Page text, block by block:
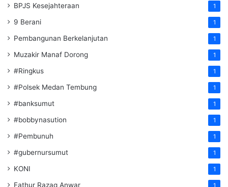
BPJS Kesejahteraan 1
9 Berani 1
Pembangunan Berkelanjutan 1
Muzakir Manaf Dorong 1
#Ringkus 1
#Polsek Medan Tembung 1
#banksumut 1
#bobbynasution 1
#Pembunuh 1
#gubernursumut 1
KONI 1
Fathur Razaq Anwar 1